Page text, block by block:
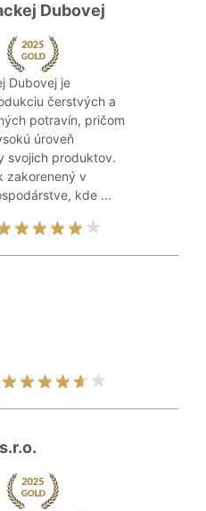
Dubovej
Dubovej je
čerstvých a
potravín, pričom
úroveň
svojich produktov.
zakorenený v
kde ...